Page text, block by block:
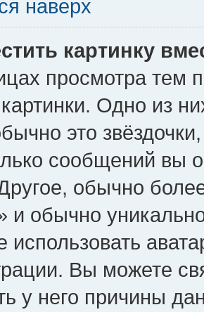
наверх
картинку
просмотра тем
Одно из
это
сообщений вы
обычно
и обычно
использовать
Вы можете
у него причины